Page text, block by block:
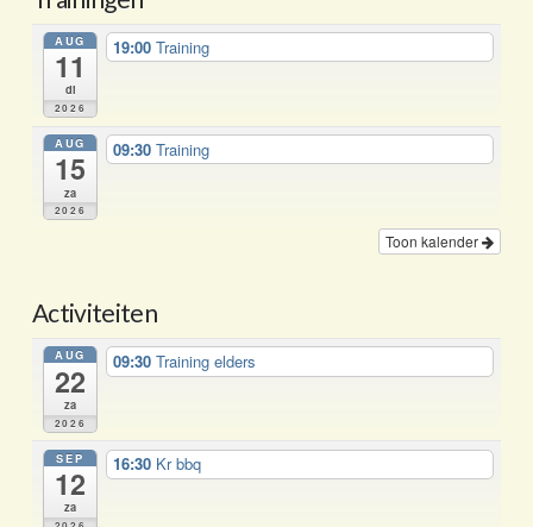
AUG
11
di
2026
19:00Training
AUG
15
za
2026
09:30Training
Toon kalender
Activiteiten
AUG
22
za
2026
09:30Training elders
SEP
12
za
16:30 Kr bbq